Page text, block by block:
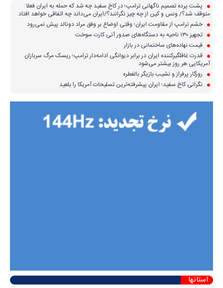
پشت پرده تصمیم ناگهانی ترامپ؛ در کاخ سفید چه شد که حمله به ایران فعلا
متوقف شد؟/ ونس و کین از چه چیز نگرانند؟/ایران می‌داند چه اتفاقی خواهد افتاد
خشم ترامپ از مقاومت ایران؛ وقتی اوضاع بر وفق مراد دونالد پیش نمی‌رود
تجهیز ۱۳۰ ناحیه به دستگاه‌های صدور آنی کارت سوخت
قیمت نهاده‌های ساختمانی در بازار
قدرت غافلگیرکننده ایران در برابر دیوانگی ادامه‌دار ترامپ؛ ریسک مرگ سربازان
آمریکایی هر روز بیشتر می‌شود
روزگار پرفراز و نشیب بازیگر بالفطره
نگرانی کاخ سفید؛ ایران پیشرفته‌ترین تسلیحات آمریکا را بلعید
استانها